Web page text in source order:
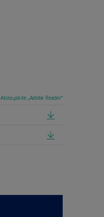
Atsisiųskite „Adobe Reader“